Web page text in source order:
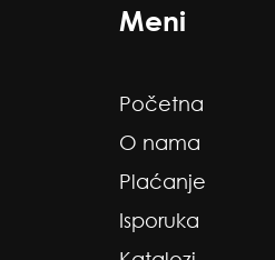
Meni
Početna
O nama
Plaćanje
Isporuka